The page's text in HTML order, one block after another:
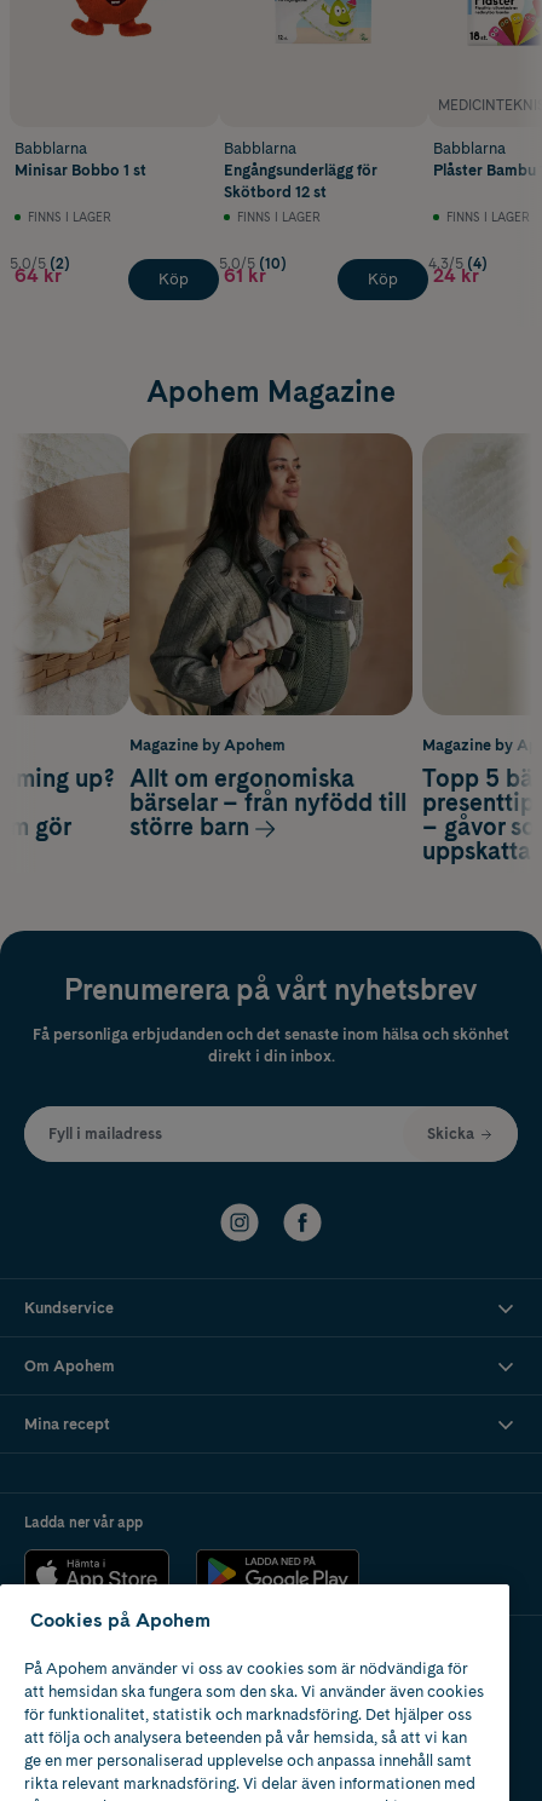
Babblarna
Minisar Bobbo 1 st
FINNS I LAGER
5.0/5 (2)
64 kr Köp
Babblarna
Engångsunderlägg för
Skötbord 12 st
FINNS I LAGER
5.0/5 (10)
61 kr Köp
Babblarna
Plåster Bambu
FINNS I LAGER
4.3/5 (4)
24 kr
Apohem Magazine
Magazine by
Topp 5
– gåvor
up?
gör
Magazine by Apohem
Allt om ergonomiska
bärselar – från nyfödd till
större barn
Prenumerera på vårt nyhetsbrev
Få personliga erbjudanden och det senaste inom hälsa och skönhet
direkt i din inbox.
Fyll i mailadress Skicka
Kundservice
Om Apohem
Mina recept
Ladda ner vår app
Apotek med tillstånd
av Läkemedelsverket
Cookies på Apohem
På Apohem använder vi oss av cookies som är nödvändiga för
att hemsidan ska fungera som den ska. Vi använder även cookies
för funktionalitet, statistik och marknadsföring. Det hjälper oss
att följa och analysera beteenden på vår hemsida, så att vi kan
ge en mer personaliserad upplevelse och anpassa innehåll samt
rikta relevant marknadsföring. Vi delar även informationen med